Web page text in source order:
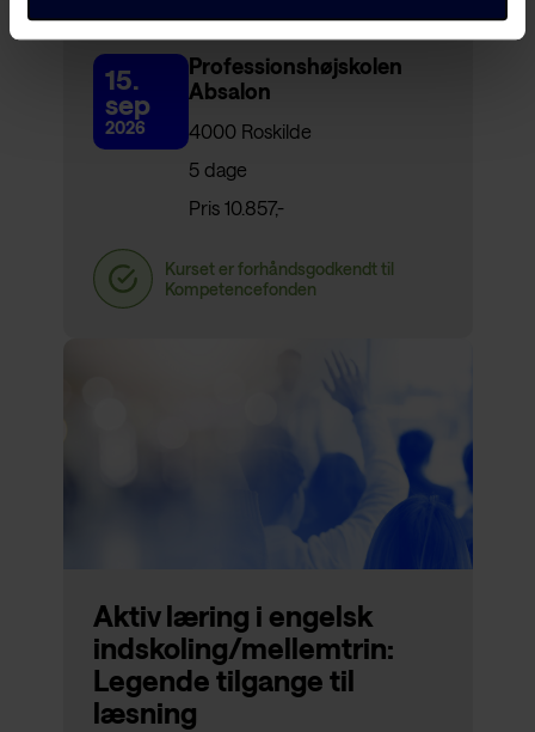
15.
sep
2026
Professionshøjskolen
Absalon
4000 Roskilde
5 dage
Pris 10.857,-
Aktiv læring i engelsk
indskoling/mellemtrin:
Legende tilgange til
læsning